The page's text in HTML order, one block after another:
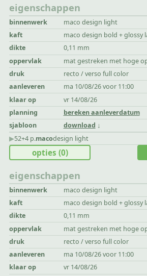
eigenschappen
binnenwerk maco design light
kaft
maco design bold + glossy
dikte
0,11 mm
oppervlak
mat gestreken met hoge
druk
recto / verso full color
aanleveren
ma 10/08/26 voor 11:00
klaar op
vr 14/08/26
planning
bereken aanleverdatum
sjabloon
download
▶︎52+4 p.macodesign light
eigenschappen
binnenwerk maco design light
kaft
maco design bold + glossy
dikte
0,11 mm
oppervlak
mat gestreken met hoge
druk
recto / verso full color
aanleveren
ma 10/08/26 voor 11:00
klaar op
vr 14/08/26
opties (0)